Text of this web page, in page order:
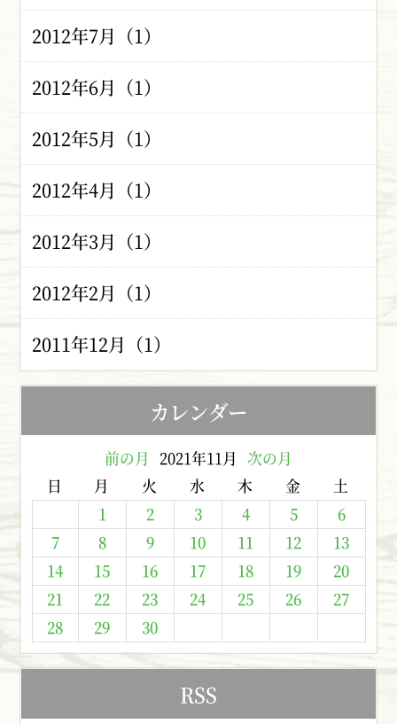
2012年7月（1）
2012年6月（1）
2012年5月（1）
2012年4月（1）
2012年3月（1）
2012年2月（1）
2011年12月（1）
カレンダー
前の月 2021年11月 次の月
日
月 火 水 木 金
土
1
2 3 4 5
6
7
8 9 10 11 12
13
14
15 16 17 18 19
20
21
22 23 24 25 26
27
28
29 30
RSS